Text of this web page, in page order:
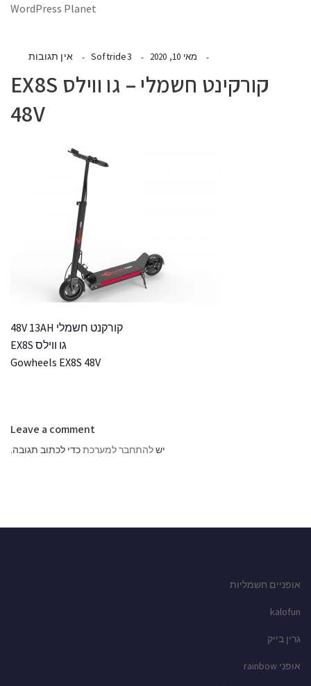
מאי 10, 2020 Softride3 אין תגובות
קורקינט חשמלי – גו ווילס EX8S
48V
קורקנט חשמלי 48V 13AH
גו ווילס EX8S
Gowheels EX8S 48V
Leave a comment
ישלהתחבר למערכתכדי לכתוב תגובה.
WordPress Planet
אופניים חשמליות
kalofun
גרין בייק
אופני rainbow